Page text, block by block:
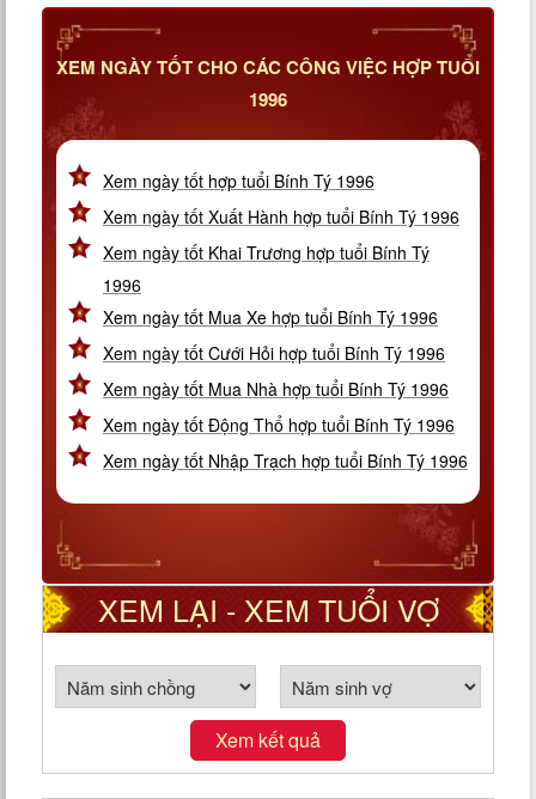
XEM NGÀY TỐT CHO CÁC CÔNG VIỆC HỢP TUỔI
1996
Xem ngày tốt hợp tuổi Bính Tý 1996
Xem ngày tốt Xuất Hành hợp tuổi Bính Tý 1996
Xem ngày tốt Khai Trương hợp tuổi Bính Tý
1996
Xem ngày tốt Mua Xe hợp tuổi Bính Tý 1996
Xem ngày tốt Cưới Hỏi hợp tuổi Bính Tý 1996
Xem ngày tốt Mua Nhà hợp tuổi Bính Tý 1996
Xem ngày tốt Động Thổ hợp tuổi Bính Tý 1996
Xem ngày tốt Nhập Trạch hợp tuổi Bính Tý 1996
XEM LẠI - XEM TUỔI VỢ
CHỒNG THEO CUNG PHI
Xem kết quả